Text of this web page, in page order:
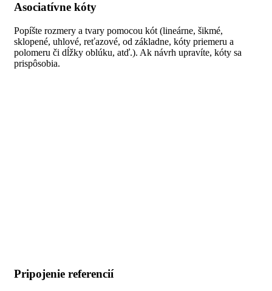
Asociatívne kóty
Popíšte rozmery a tvary pomocou kót (lineárne, šikmé,
sklopené, uhlové, reťazové, od základne, kóty priemeru a
polomeru či dĺžky oblúku, atď.). Ak návrh upravíte, kóty sa
prispôsobia.
Pripojenie referencií